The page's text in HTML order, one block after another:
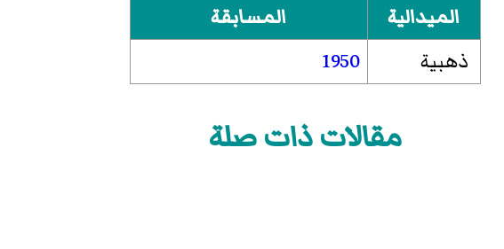
الميدالية
المسابقة
ذهبية
1950
مقالات ذات صلة